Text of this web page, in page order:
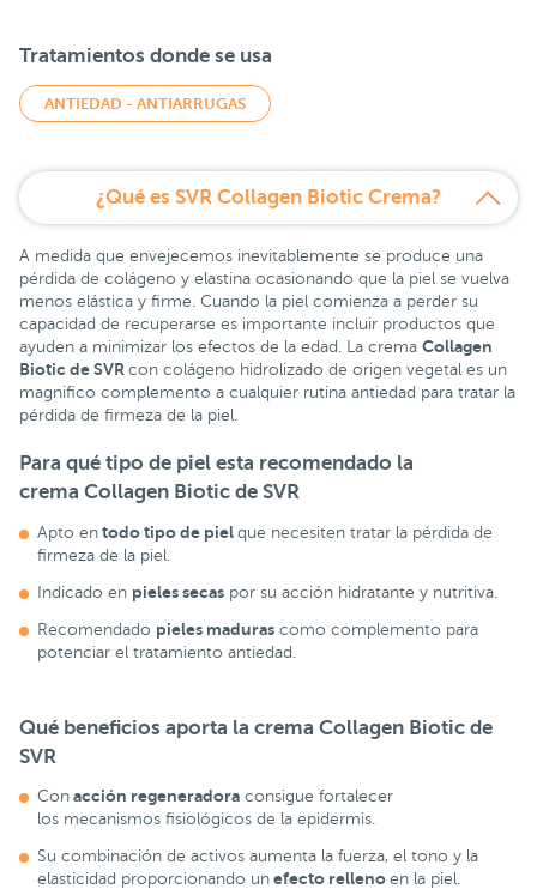
Tratamientos donde se usa
ANTIEDAD - ANTIARRUGAS
¿Qué es SVR Collagen Biotic Crema?
A medida que envejecemos inevitablemente se produce una
pérdida de colágeno y elastina ocasionando que la piel se vuelva
menos elástica y firme. Cuando la piel comienza a perder su
capacidad de recuperarse es importante incluir productos que
ayuden a minimizar los efectos de la edad. La crema Collagen
Biotic de SVR con colágeno hidrolizado de origen vegetal es un
magnifico complemento a cualquier rutina antiedad para tratar la
pérdida de firmeza de la piel.
Para qué tipo de piel esta recomendado la
crema Collagen Biotic de SVR
Apto en todo tipo de piel que necesiten tratar la pérdida de
firmeza de la piel.
Indicado en pieles secas por su acción hidratante y nutritiva.
Recomendado pieles maduras como complemento para
potenciar el tratamiento antiedad.
Qué beneficios aporta la crema Collagen Biotic de
SVR
Con acción regeneradora consigue fortalecer
los mecanismos fisiológicos de la epidermis.
Su combinación de activos aumenta la fuerza, el tono y la
elasticidad proporcionando un efecto relleno en la piel.